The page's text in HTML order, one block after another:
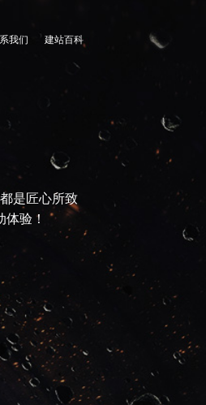
我们 建站百科
是匠心所致
验！